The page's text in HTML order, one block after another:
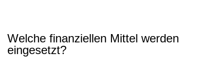
Welche finanziellen Mittel werden
eingesetzt?